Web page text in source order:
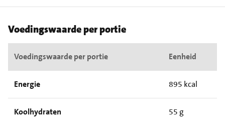
Voedingswaarde per portie
Voedingswaarde per portie Eenheid
Energie 895 kcal
Koolhydraten 55 g